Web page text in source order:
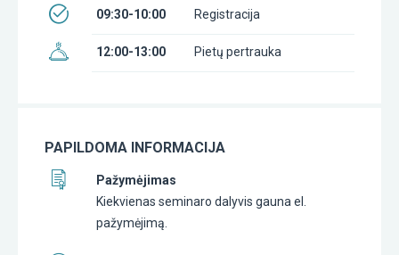
09:30-10:00 Registracija
12:00-13:00 Pietų pertrauka
PAPILDOMA INFORMACIJA
Pažymėjimas
Kiekvienas seminaro dalyvis gauna el.
pažymėjimą.